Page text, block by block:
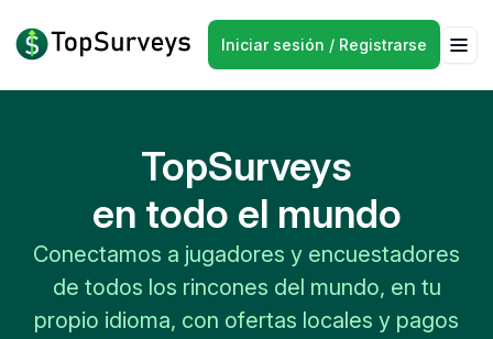
Iniciar sesión / Registrarse
TopSurveys
en todo el mundo
Conectamos a jugadores y encuestadores
de todos los rincones del mundo, en tu
propio idioma, con ofertas locales y pagos